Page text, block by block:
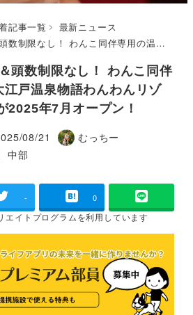
記事一覧
最新ニュース
用の温泉宿「大江戸温泉物語わんわんリゾート 信州上田」が2025年7月オープン！
頭数制限なし！ わんこ同伴
戸温泉物語わんわんリゾ
2025年7月オープン！
08/21
著
むっちー
ゴリー
中部
- 0
エイトプログラムを利用しています